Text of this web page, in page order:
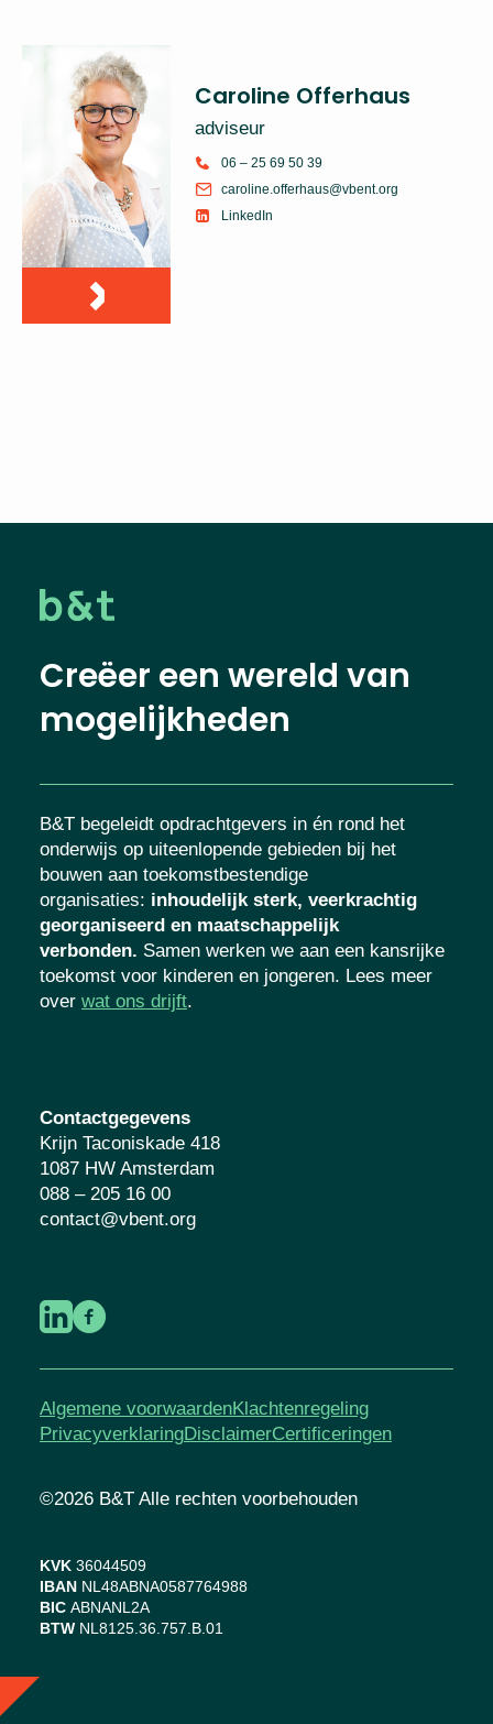
Caroline Offerhaus
adviseur
06 – 25 69 50 39
caroline.offerhaus@vbent.org
LinkedIn
Creëer een wereld van
mogelijkheden
B&T begeleidt opdrachtgevers in én rond het
onderwijs op uiteenlopende gebieden bij het
bouwen aan toekomstbestendige
organisaties: inhoudelijk sterk, veerkrachtig
georganiseerd en maatschappelijk
verbonden. Samen werken we aan een kansrijke
toekomst voor kinderen en jongeren. Lees meer
over wat ons drijft.
Contactgegevens
Krijn Taconiskade 418
1087 HW Amsterdam
088 – 205 16 00
contact@vbent.org
Algemene voorwaardenKlachtenregeling
PrivacyverklaringDisclaimerCertificeringen
©2026 B&T Alle rechten voorbehouden
KVK 36044509
IBAN NL48ABNA0587764988
BIC ABNANL2A
BTW NL8125.36.757.B.01